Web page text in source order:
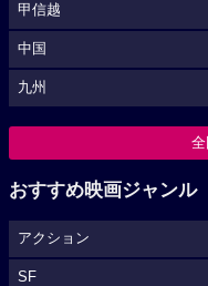
甲信越
中国
九州
おすすめ映画ジャンル
アクション
SF